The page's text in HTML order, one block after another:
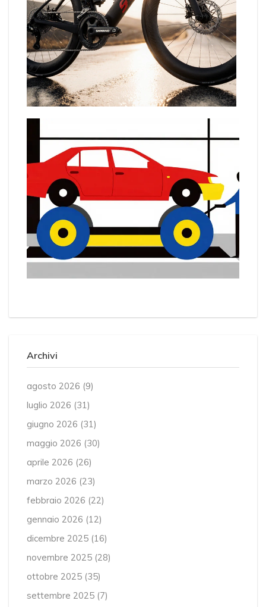
Archivi
agosto 2026 (9)
luglio 2026 (31)
giugno 2026 (31)
maggio 2026 (30)
aprile 2026 (26)
marzo 2026 (23)
febbraio 2026 (22)
gennaio 2026 (12)
dicembre 2025 (16)
novembre 2025 (28)
ottobre 2025 (35)
settembre 2025 (7)